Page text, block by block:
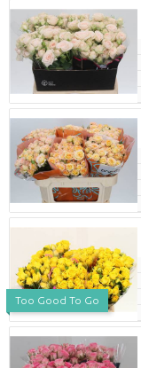
Too Good To Go